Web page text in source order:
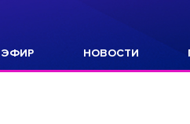
НОВОСТИ